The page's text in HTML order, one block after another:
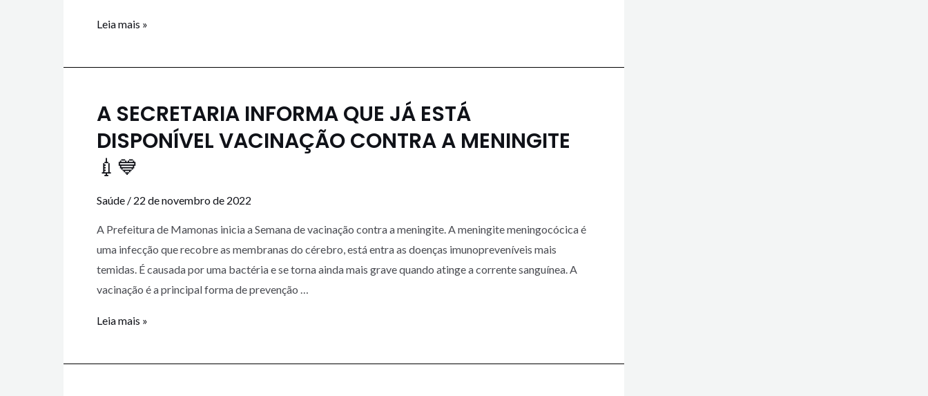
Leia mais »
A SECRETARIA INFORMA QUE JÁ ESTÁ
DISPONÍVEL VACINAÇÃO CONTRA A MENINGITE
💉💙
Saúde / 22 de novembro de 2022
A Prefeitura de Mamonas inicia a Semana de vacinação contra a meningite. A meningite meningocócica é
uma infecção que recobre as membranas do cérebro, está entra as doenças imunopreveníveis mais
temidas. É causada por uma bactéria e se torna ainda mais grave quando atinge a corrente sanguínea. A
vacinação é a principal forma de prevenção …
Leia mais »